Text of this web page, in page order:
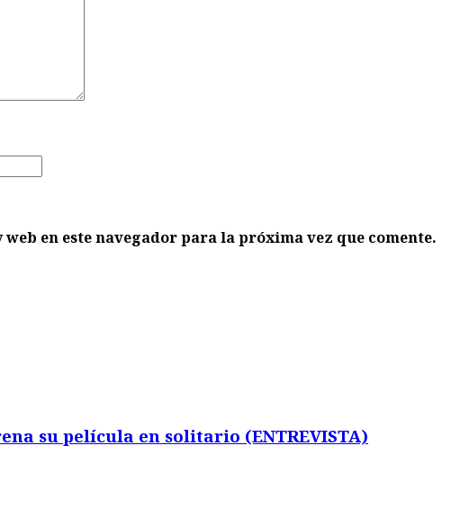
en este navegador para la próxima vez que comente.
su película en solitario (ENTREVISTA)